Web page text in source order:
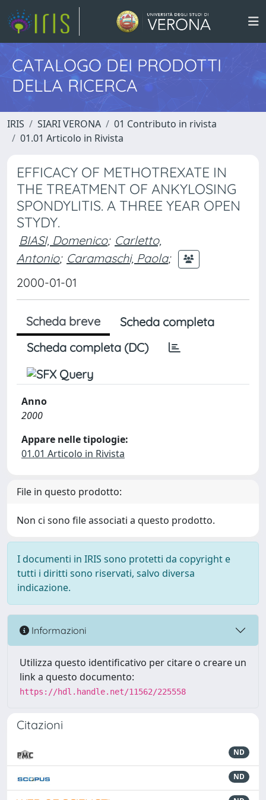
CATALOGO DEI PRODOTTI
DELLA RICERCA
IRIS SIARI VERONA
01 Contributo in rivista
01.01 Articolo in Rivista
EFFICACY OF METHOTREXATE IN
THE TREATMENT OF ANKYLOSING
SPONDYLITIS. A THREE YEAR OPEN
STYDY.
BIASI, Domenico; Carletto,
Antonio; Caramaschi, Paola;
2000-01-01
Scheda breve
Scheda completa
Scheda completa (DC)
Anno
2000
Appare nelle tipologie:
01.01 Articolo in Rivista
File in questo prodotto:
Non ci sono file associati a questo prodotto.
I documenti in IRIS sono protetti da copyright e
tutti i diritti sono riservati, salvo diversa
indicazione.
Informazioni
Utilizza questo identificativo per citare o creare un
link a questo documento:
https://hdl.handle.net/11562/225558
Citazioni
ND
ND